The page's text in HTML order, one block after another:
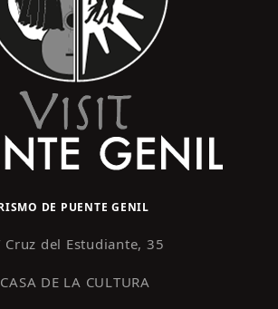
DE PUENTE GENIL
Cruz del Estudiante, 35
CASA DE LA CULTURA